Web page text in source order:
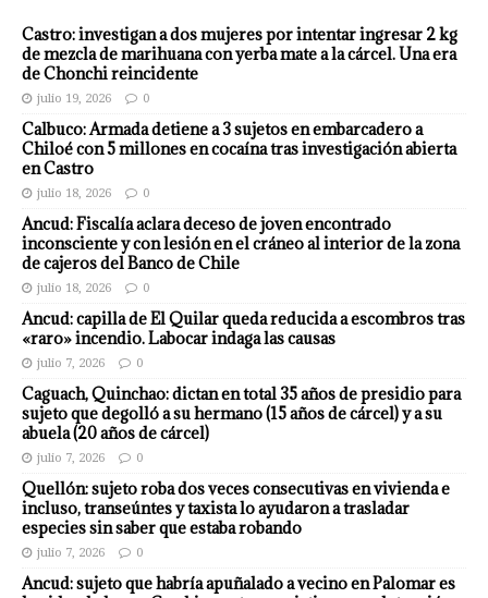
Castro: investigan a dos mujeres por intentar ingresar 2 kg
de mezcla de marihuana con yerba mate a la cárcel. Una era
de Chonchi reincidente
julio 19, 2026 0
Calbuco: Armada detiene a 3 sujetos en embarcadero a
Chiloé con 5 millones en cocaína tras investigación abierta
en Castro
julio 18, 2026 0
Ancud: Fiscalía aclara deceso de joven encontrado
inconsciente y con lesión en el cráneo al interior de la zona
de cajeros del Banco de Chile
julio 18, 2026 0
Ancud: capilla de El Quilar queda reducida a escombros tras
«raro» incendio. Labocar indaga las causas
julio 7, 2026 0
Caguach, Quinchao: dictan en total 35 años de presidio para
sujeto que degolló a su hermano (15 años de cárcel) y a su
abuela (20 años de cárcel)
julio 7, 2026 0
Quellón: sujeto roba dos veces consecutivas en vivienda e
incluso, transeúntes y taxista lo ayudaron a trasladar
especies sin saber que estaba robando
julio 7, 2026 0
Ancud: sujeto que habría apuñalado a vecino en Palomar es